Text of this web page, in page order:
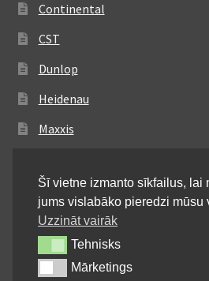
Continental
CST
Dunlop
Heidenau
Maxxis
Michelin
Mitas
Pirelli
Šī vietne izmanto sīkfailus, lai
jums vislabāko pieredzi mūsu
Uzzināt vairāk
TehnisksTehnisks
MārketingsMārketings